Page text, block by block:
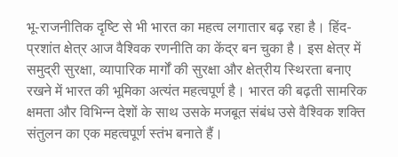
भू-राजनीतिक दृष्टि से भी भारत का महत्व लगातार बढ़ रहा है। हिंद-
प्रशांत क्षेत्र आज वैश्विक रणनीति का केंद्र बन चुका है। इस क्षेत्र में
समुद्री सुरक्षा, व्यापारिक मार्गों की सुरक्षा और क्षेत्रीय स्थिरता बनाए
रखने में भारत की भूमिका अत्यंत महत्वपूर्ण है। भारत की बढ़ती सामरिक
क्षमता और विभिन्न देशों के साथ उसके मजबूत संबंध उसे वैश्विक शक्ति
संतुलन का एक महत्वपूर्ण स्तंभ बनाते हैं।